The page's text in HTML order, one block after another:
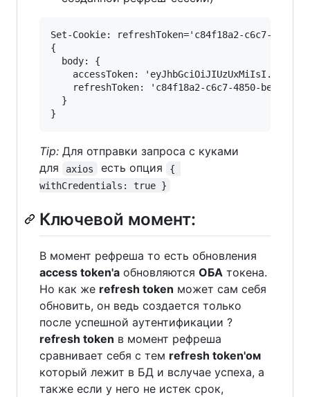
Set-Cookie: refreshToken='c84f18a2-c6c7-4850-
{
  body: {
    accessToken: 'eyJhbGciOiJIUzUxMiIsI...',
refreshToken: 'c84f18a2-c6c7-4850-be15-
  }
Tip: Для отправки запроса с куками
для
axios есть опция
{
withCredentials: true }
Ключевой момент:
В момент рефреша то есть обновления
access token'a обновляются ОБА токена.
Но как же refresh token может сам себя
обновить, он ведь создается только
после успешной аутентификации ?
refresh token в момент рефреша
сравнивает себя с тем refresh token'ом
который лежит в БД и вслучае успеха, а
также если у него не истек срок,